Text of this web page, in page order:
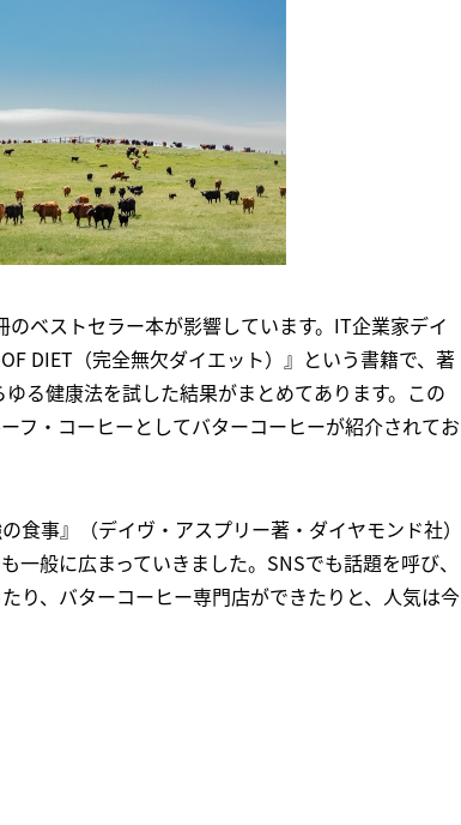
ベストセラー本が影響しています。IT企業家デイ
DIET（完全無欠ダイエット）』という書籍で、著
る健康法を試した結果がまとめてあります。この
フ・コーヒーとしてバターコーヒーが紹介されてお
食事』（デイヴ・アスプリー著・ダイヤモンド社）
般に広まっていきました。SNSでも話題を呼び、
り、バターコーヒー専門店ができたりと、人気は今